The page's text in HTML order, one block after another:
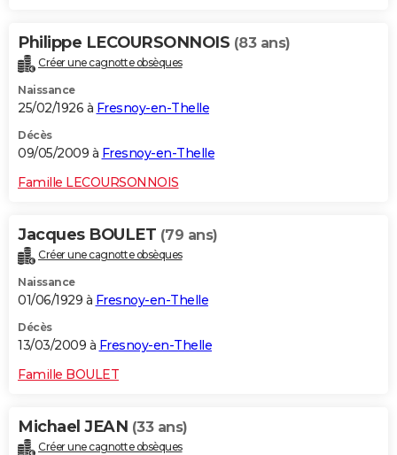
Philippe LECOURSONNOIS (83 ans)
Créer une cagnotte obsèques
Naissance
25/02/1926 à Fresnoy-en-Thelle
Décès
09/05/2009 à Fresnoy-en-Thelle
Famille LECOURSONNOIS
Jacques BOULET (79 ans)
Créer une cagnotte obsèques
Naissance
01/06/1929 à Fresnoy-en-Thelle
Décès
13/03/2009 à Fresnoy-en-Thelle
Famille BOULET
Michael JEAN (33 ans)
Créer une cagnotte obsèques